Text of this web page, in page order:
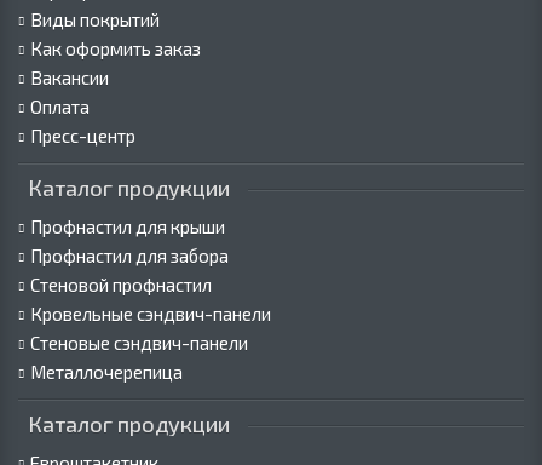
Виды покрытий
Как оформить заказ
Вакансии
Оплата
Пресс-центр
Каталог продукции
Профнастил для крыши
Профнастил для забора
Стеновой профнастил
Кровельные сэндвич-панели
Стеновые сэндвич-панели
Металлочерепица
Каталог продукции